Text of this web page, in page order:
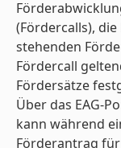
(Fördercalls),
stehenden
Fördercall
Fördersätze
Über das EAG-
kann während
Förderantrag